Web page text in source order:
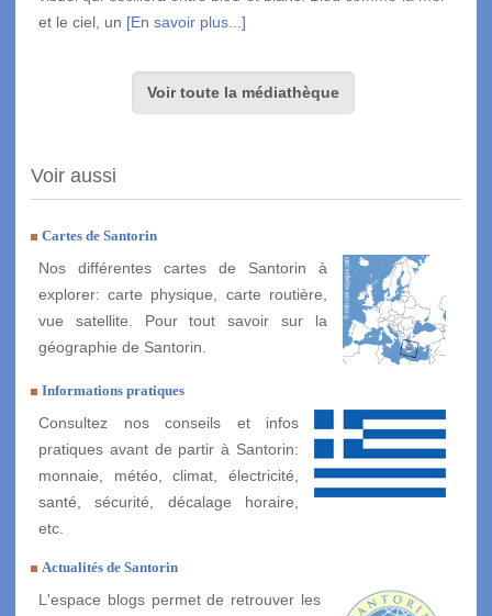
et le ciel, un [En savoir plus...]
Voir toute la médiathèque
Voir aussi
Cartes de Santorin
Nos différentes cartes de Santorin à
explorer: carte physique, carte routière,
vue satellite. Pour tout savoir sur la
géographie de Santorin.
Informations pratiques
Consultez nos conseils et infos
pratiques avant de partir à Santorin:
monnaie, météo, climat, électricité,
santé, sécurité, décalage horaire,
etc.
Actualités de Santorin
L'espace blogs permet de retrouver les